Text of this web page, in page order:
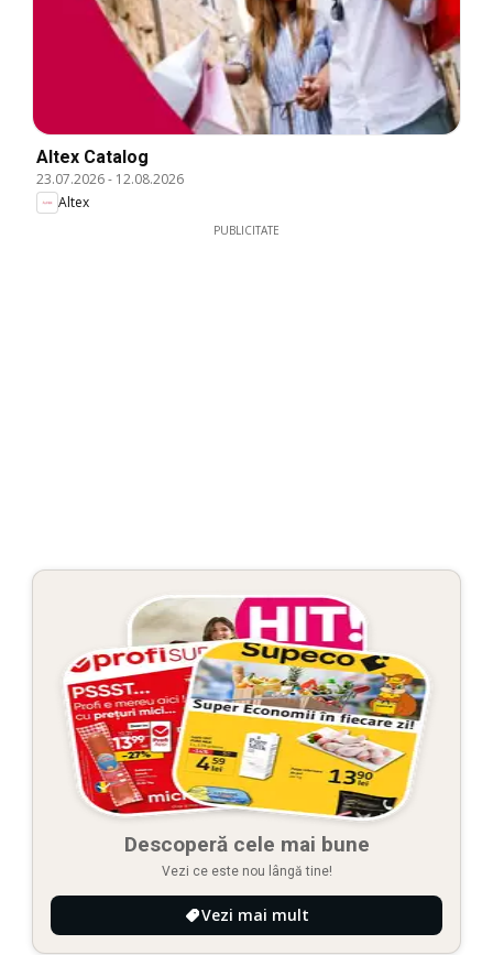
Altex Catalog
23.07.2026- 12.08.2026
Altex
PUBLICITATE
Descoperă cele mai bune
Vezi ce este nou lângă tine!
Vezi mai mult